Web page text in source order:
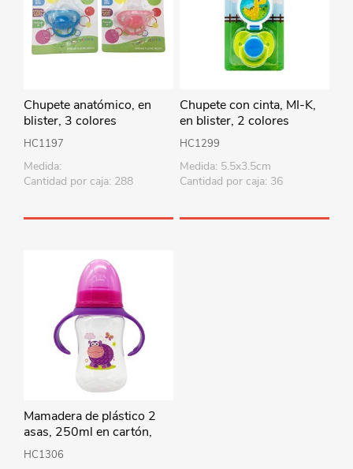
Chupete anatómico, en
blister, 3 colores
HC1197
Medida:
Cantidad por caja: 288
Chupete con cinta, MI-K,
en blister, 2 colores
HC1299
Medida: 5.5x3.5cm
Cantidad por caja: 36
Mamadera de plástico 2
asas, 250ml en cartón,
MI-K, 2 colores
HC1306